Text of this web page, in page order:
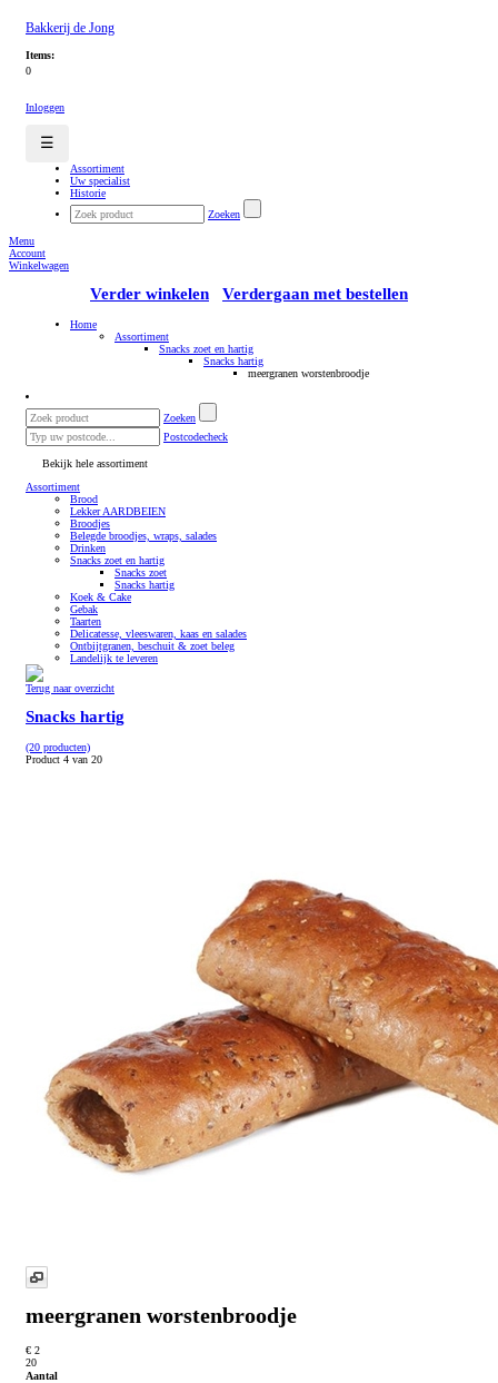
Bakkerij de Jong
Items:
0
Inloggen
☰
Assortiment
Uw specialist
Historie
Zoeken
Menu
Account
Winkelwagen
Verder winkelen Verdergaan met bestellen
Home
Assortiment
Snacks zoet en hartig
Snacks hartig
meergranen worstenbroodje
Zoeken
Postcodecheck
Bekijk hele assortiment
Assortiment
Brood
Lekker AARDBEIEN
Broodjes
Belegde broodjes, wraps, salades
Drinken
Snacks zoet en hartig
Snacks zoet
Snacks hartig
Koek & Cake
Gebak
Taarten
Delicatesse, vleeswaren, kaas en salades
Ontbijtgranen, beschuit & zoet beleg
Landelijk te leveren
Terug naar overzicht
Snacks hartig
(20 producten)
Product 4 van 20
meergranen worstenbroodje
€ 2
20
Aantal